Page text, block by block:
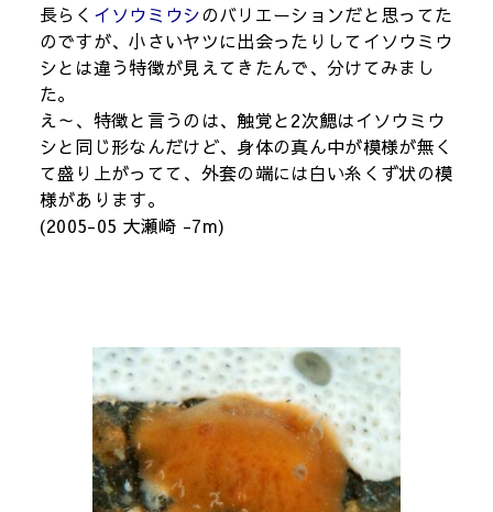
長らく イソウミウシのバリエーションだと思ってた
のですが、小さいヤツに出会ったりしてイソウミウ
シとは違う特徴が見えてきたんで、分けてみまし
た。
え～、特徴と言うのは、触覚と2次鰓はイソウミウ
シと同じ形なんだけど、身体の真ん中が模様が無く
て盛り上がってて、外套の端には白い糸くず状の模
様があります。
(2005-05 大瀬崎 -7m)